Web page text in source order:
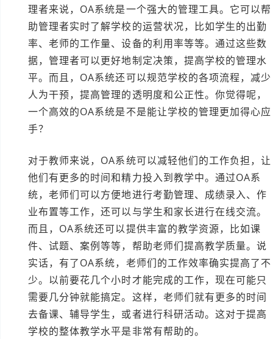
理者来说，OA系统是一个强大的管理工具。它可以帮
助管理者实时了解学校的运营状况，比如学生的出勤
率、老师的工作量、设备的利用率等等。通过这些数
据，管理者可以更好地制定决策，提高学校的管理水
平。而且，OA系统还可以规范学校的各项流程，减少
人为干预，提高管理的透明度和公正性。你觉得呢，
一个高效的OA系统是不是能让学校的管理更加得心应
手？
对于教师来说，OA系统可以减轻他们的工作负担，让
他们有更多的时间和精力投入到教学中。通过OA系
统，老师们可以方便地进行考勤管理、成绩录入、作
业布置等工作，还可以与学生和家长进行在线交流。
而且，OA系统还可以提供丰富的教学资源，比如课
件、试题、案例等等，帮助老师们提高教学质量。说
实话，有了OA系统，老师们的工作效率确实提高了不
少。以前要花几个小时才能完成的工作，现在可能只
需要几分钟就能搞定。这样，老师们就有更多的时间
去备课、辅导学生，或者进行科研活动。这对于提高
学校的整体教学水平是非常有帮助的。